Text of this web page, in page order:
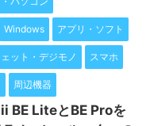
Windows アプリ・ソフト
ット・デジモノ スマホ
周辺機器
BE LiteとBE Proを